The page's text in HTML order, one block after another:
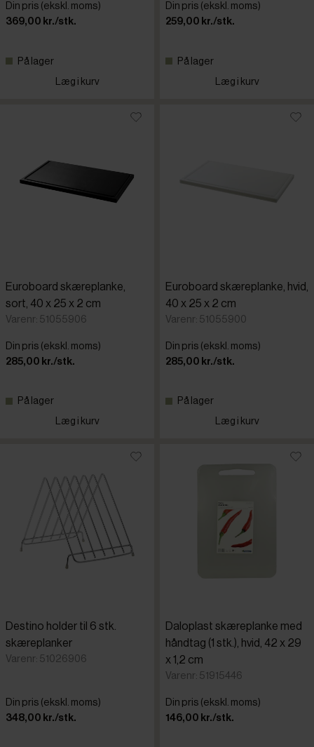
Din pris (ekskl. moms)
369,00 kr./stk.
På lager
Læg i kurv
Din pris (ekskl. moms)
259,00 kr./stk.
På lager
Læg i kurv
Euroboard skæreplanke,
sort, 40 x 25 x 2 cm
Varenr: 51055906
Din pris (ekskl. moms)
285,00 kr./stk.
På lager
Læg i kurv
Euroboard skæreplanke, hvid,
40 x 25 x 2 cm
Varenr: 51055900
Din pris (ekskl. moms)
285,00 kr./stk.
På lager
Læg i kurv
Destino holder til 6 stk.
skæreplanker
Varenr: 51026906
Din pris (ekskl. moms)
348,00 kr./stk.
Daloplast skæreplanke med
håndtag (1 stk.), hvid, 42 x 29
x 1,2 cm
Varenr: 51915446
Din pris (ekskl. moms)
146,00 kr./stk.